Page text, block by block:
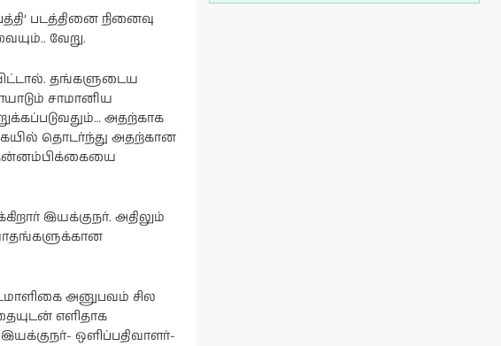
படத்தினை நினைவு
வேறு.
தங்களுடைய
சாமானிய
அதற்காக
தொடர்ந்து அதற்கான
தன்னம்பிக்கையை
இயக்குநர். அதிலும்
அனுபவம் சில
எளிதாக
ஒளிப்பதிவாளர்-